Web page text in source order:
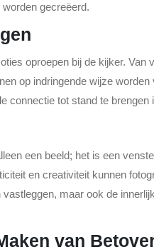
gecreëerd.
oproepen bij de kijker. Van
op indringende wijze
connectie tot stand te
een beeld; het is een
en creativiteit kunnen
maar ook de
van